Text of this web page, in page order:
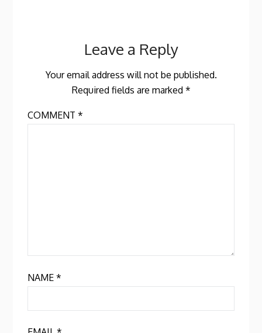
Leave a Reply
Your email address will not be published.
Required fields are marked *
COMMENT*
NAME*